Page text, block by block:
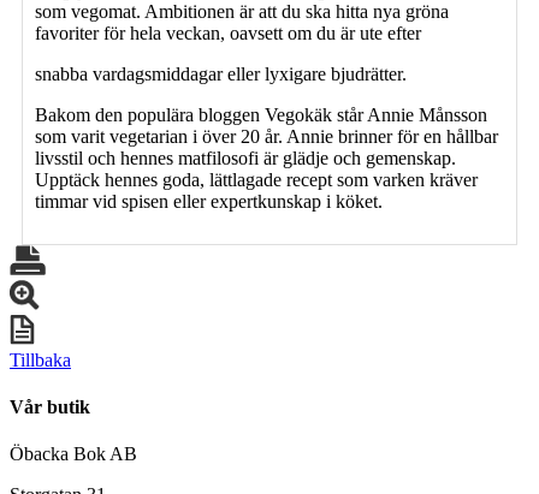
som vegomat. Ambitionen är att du ska hitta nya gröna
favoriter för hela veckan, oavsett om du är ute efter
snabba vardagsmiddagar eller lyxigare bjudrätter.
Bakom den populära bloggen Vegokäk står Annie Månsson
som varit vegetarian i över 20 år. Annie brinner för en hållbar
livsstil och hennes matfilosofi är glädje och gemenskap.
Upptäck hennes goda, lättlagade recept som varken kräver
timmar vid spisen eller expertkunskap i köket.
Tillbaka
Vår butik
Öbacka Bok AB